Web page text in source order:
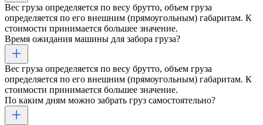
Вес груза определяется по весу брутто, объем груза
определяется по его внешним (прямоугольным) габаритам. К
стоимости принимается большее значение.
Время ожидания машины для забора груза?
Вес груза определяется по весу брутто, объем груза
определяется по его внешним (прямоугольным) габаритам. К
стоимости принимается большее значение.
По каким дням можно забрать груз самостоятельно?